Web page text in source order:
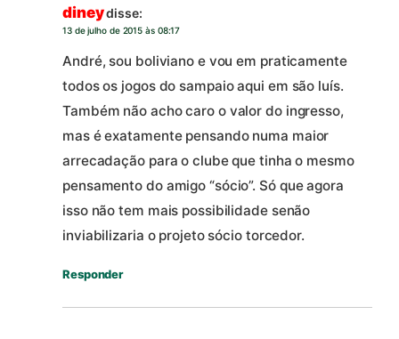
dineydisse:
13 de julho de 2015 às 08:17
André, sou boliviano e vou em praticamente
todos os jogos do sampaio aqui em são luís.
Também não acho caro o valor do ingresso,
mas é exatamente pensando numa maior
arrecadação para o clube que tinha o mesmo
pensamento do amigo “sócio”. Só que agora
isso não tem mais possibilidade senão
inviabilizaria o projeto sócio torcedor.
Responder